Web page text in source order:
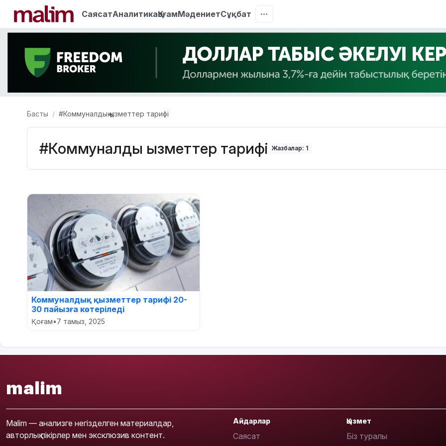
СаясатАналитикаҚоғамМәдениетСұқбат
Басты #Коммуналдық қызметтер тарифі
#Коммуналдық қызметтер тарифі Жазбалар: 1
Коммуналдық қызметтер тарифі 20-
30 пайызға көтеріледі
Қоғам•7 тамыз, 2025
malim
Malim — анализге негізделген материалдар,
авторлық пікірлер мен эксклюзив контент.
Айдарлар
Саясат
Қызмет
Біз туралы